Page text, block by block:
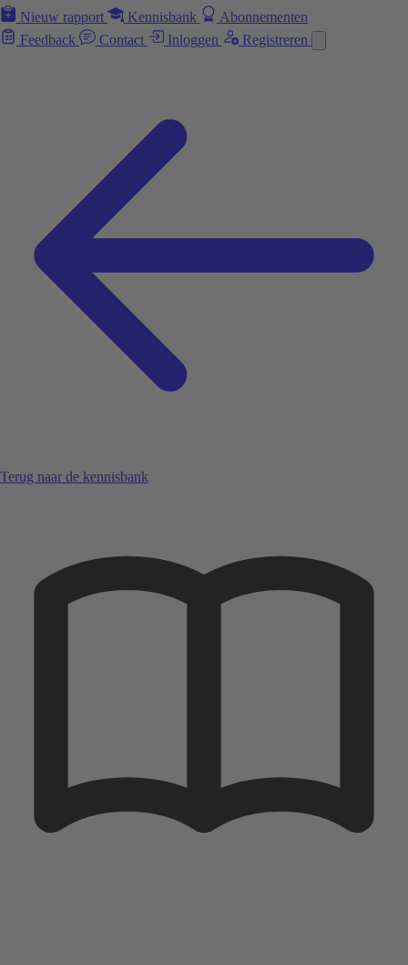
Nieuw rapport Kennisbank
Abonnementen
Feedback
Contact Inloggen Registreren
Terug naar de kennisbank